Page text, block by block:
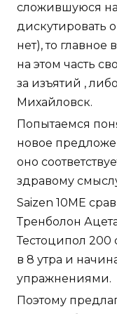
сложившуюся
дискутировать
нет), то главное
на этом часть
за изъятий ,
Михайловск.
Попытаемся
новое
оно
здравому
Saizen 10ME
Тренболон
Тестоципол 200
в 8 утра и
упражнениями.
Поэтому